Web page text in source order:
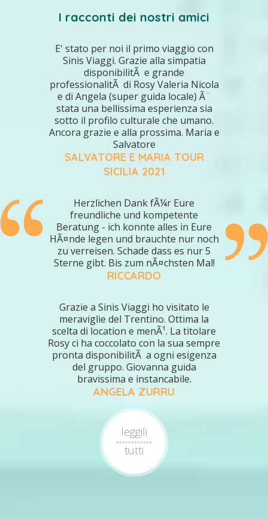
I racconti dei nostri amici
E' stato per noi il primo viaggio con
Sinis Viaggi. Grazie alla simpatia
disponibilitÃ e grande
professionalitÃ di Rosy Valeria Nicola
e di Angela (super guida locale) Ã¨
stata una bellissima esperienza sia
sotto il profilo culturale che umano.
Ancora grazie e alla prossima. Maria e
Salvatore
SALVATORE E MARIA TOUR
SICILIA 2021
Herzlichen Dank fÃ¼r Eure
freundliche und kompetente
Beratung - ich konnte alles in Eure
HÃ¤nde legen und brauchte nur noch
zu verreisen. Schade dass es nur 5
Sterne gibt. Bis zum nÃ¤chsten Mal!
RICCARDO
Grazie a Sinis Viaggi ho visitato le
meraviglie del Trentino. Ottima la
scelta di location e menÃ¹. La titolare
Rosy ci ha coccolato con la sua sempre
pronta disponibilitÃ a ogni esigenza
del gruppo. Giovanna guida
bravissima e instancabile.
ANGELA ZURRU
leggili
tutti